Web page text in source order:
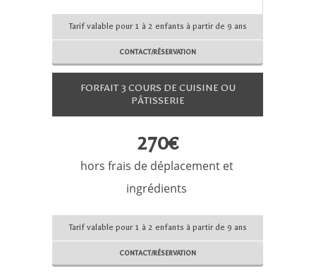
Tarif valable pour 1 à 2 enfants à partir de 9 ans
CONTACT/RÉSERVATION
FORFAIT 3 COURS DE CUISINE OU
PÂTISSERIE
270€
hors frais de déplacement et
ingrédients
Tarif valable pour 1 à 2 enfants à partir de 9 ans
CONTACT/RÉSERVATION